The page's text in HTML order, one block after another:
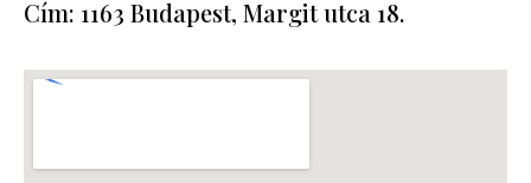
Cím: 1163 Budapest, Margit utca 18.